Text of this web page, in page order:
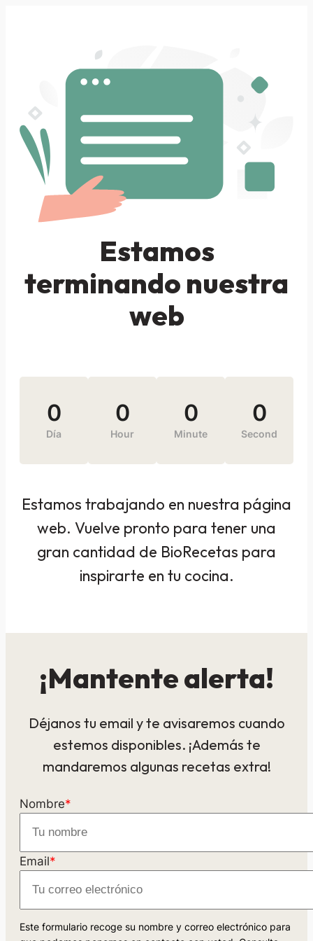
Estamos
terminando nuestra
web
0
Día
0
Hour
0
Minute
0
Second
Estamos trabajando en nuestra página
web. Vuelve pronto para tener una
gran cantidad de BioRecetas para
inspirarte en tu cocina.
¡Mantente alerta!
Déjanos tu email y te avisaremos cuando
estemos disponibles. ¡Además te
mandaremos algunas recetas extra!
Nombre*
Email*
Este formulario recoge su nombre y correo electrónico para